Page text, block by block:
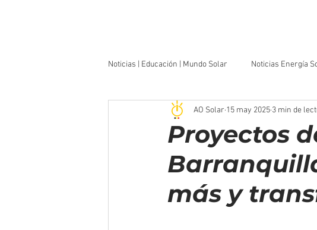
Noticias | Educación | Mundo Solar Noticias Energía
Proyectos
más y
AO Solar 15 may 2025 3 min de